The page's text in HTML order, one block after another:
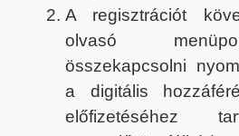
A regisztrációt
olvasó
összekapcsolni
a digitális
előfizetéséhez